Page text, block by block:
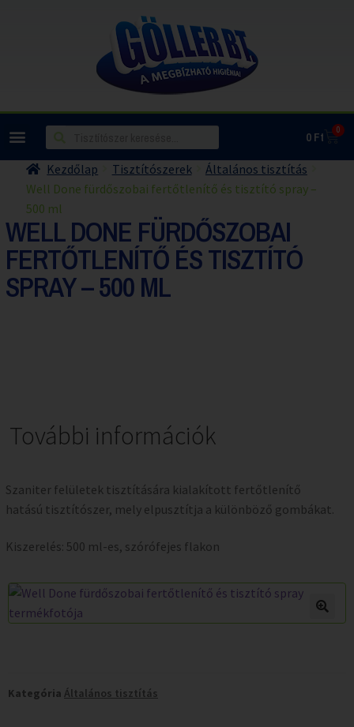
0Ft 0
Kezdőlap Tisztítószerek
Általános tisztítás
Well Done fürdőszobai fertőtlenítő és tisztító spray –
500 ml
WELL DONE FÜRDŐSZOBAI
FERTŐTLENÍTŐ ÉS TISZTÍTÓ
SPRAY – 500 ML
További információk
Szaniter felületek tisztítására kialakított fertőtlenítő
hatású tisztítószer, mely elpusztítja a különböző gombákat.
Kiszerelés: 500 ml-es, szórófejes flakon
Kategória Általános tisztítás